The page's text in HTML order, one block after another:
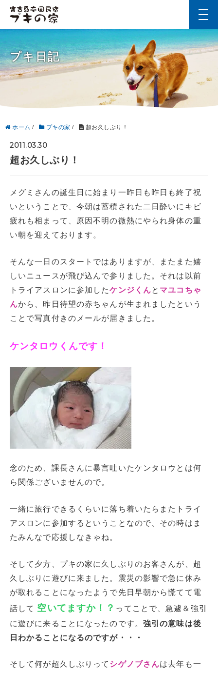
プキ日記
ホーム / プキの家 / 超お久しぶり！
2011.03.30
超お久しぶり！
メグミさんの誕生日に始まり一昨日も昨日も終了祝
いということで、今朝は蓄積された二日酔いにキビ
疲れも相まって、原因不明の微熱にやられ身体の重
い朝を迎えております。
そんな一日のスタートではありますが、またまた嬉
しいニュースが飛び込んで参りました。それは以前
トライアスロンに参加したケンジくんと マユコちゃ
んから、昨日待望の赤ちゃんが生まれましたという
ことで写真付きのメールが届きました。
ケンタロウくんです！
念のため、課長さんに暴言吐いたケンタロウとは何
ら関係ございませんので。
一緒に旅行できるくらいに落ち着いたらまたトライ
アスロンに参加するということなので、その時はま
たみんなで応援しなきゃね。
そして夕方、プキの家に久しぶりのお客さんが、超
久しぶりに遊びに来ました。震災の影響で急に休み
が取れることになったようで先日早朝から慌てて電
話して 空いてますか！？ ってことで、急遽＆強引
に遊びに来ることになったのです。 強引の意味は後
日わかることになるのですが・・・
そして何が超久しぶりって シゲノブさんは去年も一
t
o
g
g
l
v
a